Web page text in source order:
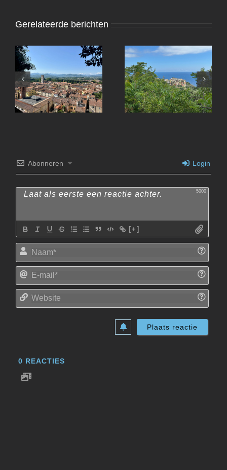
Gerelateerde berichten
Lucca
Abonneren Login
5000
[+]
E-
0 REACTIES